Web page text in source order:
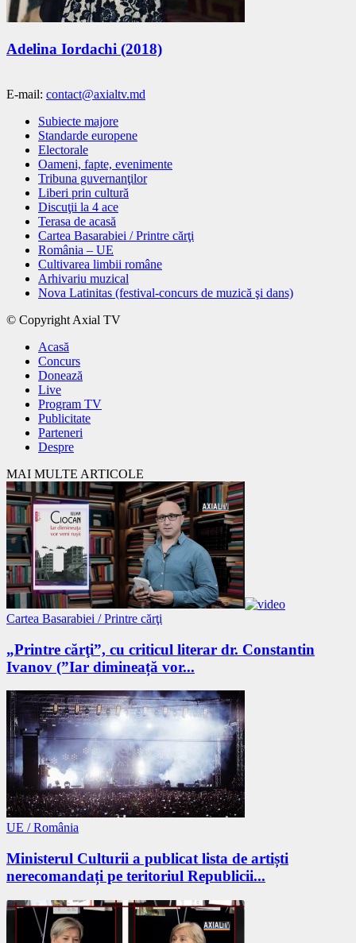
Adelina Iordachi (2018)
E-mail: contact@axialtv.md
Subiecte majore
Standarde europene
Electorale
Oameni, fapte, evenimente
Tribuna guvernanţilor
Liberi prin cultură
Discuţii la 4 ace
Terasa de acasă
Cartea Basarabiei / Printre cărţi
România – UE
Cultivarea limbii române
Arhivariu muzical
Nova Latinitas (festival-concurs de muzică şi dans)
© Copyright Axial TV
Acasă
Concurs
Donează
Live
Program TV
Publicitate
Parteneri
Despre
MAI MULTE ARTICOLE
Cartea Basarabiei / Printre cărţi
„Printre cărţi”, cu criticul literar dr. Constantin
Ivanov (”Iar dimineață vor...
UE / România
Ministerul Culturii a publicat lista de artiști
nerecomandați pe teritoriul Republicii...